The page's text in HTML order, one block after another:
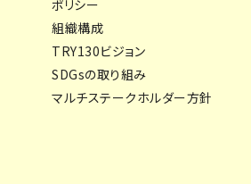
ポリシー
組織構成
TRY130ビジョン
SDGsの取り組み
マルチステークホルダー方針